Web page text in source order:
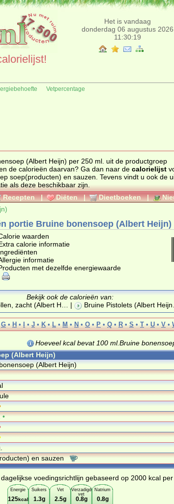
Het is vandaag
donderdag 06 augustus 2026
11:30:19
Vetpercentage
(Albert Heijn) per 250 ml. uit de productgroep
ander product en de calorieën daarvan? Ga dan naar de calorielijst
soep(producten) en sauzen
als deze beschikbaar zijn.
Recepten | Diëten | Dieetboeken |
portie Bruine bonensoep (Albert Heijn)
waarden
calorie informatie
informatie
met dezelfde energiewaarde
Bekijk ook de calorieën van:
zacht (Albert H… | Bruine Pistolets (Albert Heijn
G • H • I • J • K • L • M • N • O • P • Q • R • S • T • U • V •
Hoeveel kcal bevat 100 ml.Bruine
(Albert Heijn)
(Albert Heijn)
•
en sauzen
voedingsrichtlijn gebaseerd op 2000 kcal
Energie
125kcal
Suikers
1.3g
Vet
2.5g
Verzadigd
vet
0.8g
Natrium
0.8g